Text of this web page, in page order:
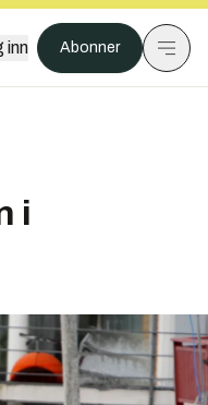
inn Abonner
i